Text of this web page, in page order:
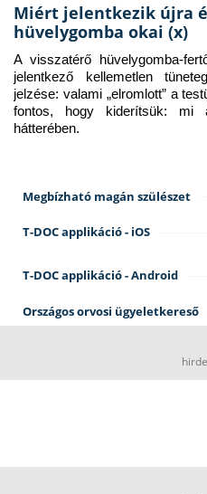
Miért jelentkezik újra
hüvelygomba okai (x)
A visszatérő hüvelygomba-
jelentkező kellemetlen
jelzése: valami „elromlott” a
fontos, hogy kiderítsük: mi
hátterében.
Megbízható magán szülészet
T-DOC applikáció - iOS
T-DOC applikáció - Android
Országos orvosi ügyeletkereső